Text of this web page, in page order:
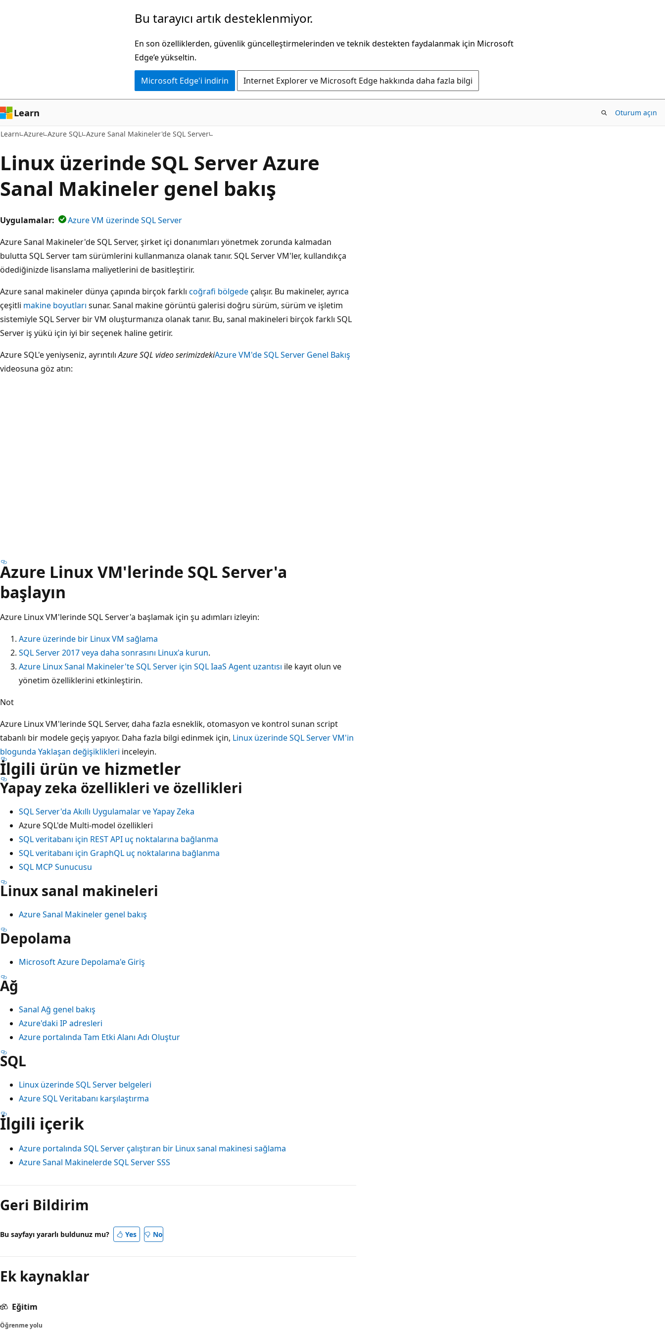
Bu tarayıcı artık desteklenmiyor.
En son özelliklerden, güvenlik güncelleştirmelerinden ve teknik destekten faydalanmak için Microsoft
Edge’e yükseltin.
Microsoft Edge'i indirin Internet Explorer ve Microsoft Edge hakkında daha fazla bilgi
Learn Oturum açın
Learn Azure Azure SQL Azure Sanal Makineler'de SQL Server
Linux üzerinde SQL Server Azure
Sanal Makineler genel bakış
Uygulamalar:
Azure VM üzerinde SQL Server
Azure Sanal Makineler'de SQL Server, şirket içi donanımları yönetmek zorunda kalmadan
bulutta SQL Server tam sürümlerini kullanmanıza olanak tanır. SQL Server VM'ler, kullandıkça
ödediğinizde lisanslama maliyetlerini de basitleştirir.
Azure sanal makineler dünya çapında birçok farklı coğrafi bölgedeçalışır. Bu makineler, ayrıca
çeşitli makine boyutları sunar. Sanal makine görüntü galerisi doğru sürüm, sürüm ve işletim
sistemiyle SQL Server bir VM oluşturmanıza olanak tanır. Bu, sanal makineleri birçok farklı SQL
Server iş yükü için iyi bir seçenek haline getirir.
Azure SQL'e yeniyseniz, ayrıntılıAzure SQL video serimizdekiAzure VM'de SQL Server Genel Bakış
videosuna göz atın:
Azure Linux VM'lerinde SQL Server'a
başlayın
Azure Linux VM'lerinde SQL Server'a başlamak için şu adımları izleyin:
Azure üzerinde bir Linux VM sağlama
SQL Server 2017 veya daha sonrasını Linux'a kurun.
Azure Linux Sanal Makineler'te SQL Server için SQL IaaS Agent uzantısı ile kayıt olun ve
yönetim özelliklerini etkinleştirin.
Not
Azure Linux VM'lerinde SQL Server, daha fazla esneklik, otomasyon ve kontrol sunan script
tabanlı bir modele geçiş yapıyor. Daha fazla bilgi edinmek için, Linux üzerinde SQL Server VM'in
blogunda Yaklaşan değişiklikleri inceleyin.
İlgili ürün ve hizmetler
Yapay zeka özellikleri ve özellikleri
SQL Server'da Akıllı Uygulamalar ve Yapay Zeka
Azure SQL'de Multi-model özellikleri
SQL veritabanı için REST API uç noktalarına bağlanma
SQL veritabanı için GraphQL uç noktalarına bağlanma
SQL MCP Sunucusu
Linux sanal makineleri
Azure Sanal Makineler genel bakış
Depolama
Microsoft Azure Depolama'e Giriş
Ağ
Sanal Ağ genel bakış
Azure'daki IP adresleri
Azure portalında Tam Etki Alanı Adı Oluştur
SQL
Linux üzerinde SQL Server belgeleri
Azure SQL Veritabanı karşılaştırma
İlgili içerik
Azure portalında SQL Server çalıştıran bir Linux sanal makinesi sağlama
Azure Sanal Makinelerde SQL Server SSS
Geri Bildirim
Bu sayfayı yararlı buldunuz mu? Yes No
Ek kaynaklar
Eğitim
Öğrenme yolu